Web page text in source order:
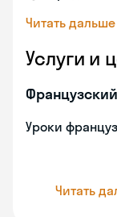
Читать дальше
Услуги и
Уроки
Читать